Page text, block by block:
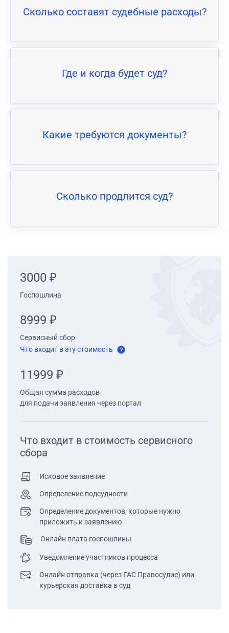
Сколько составят судебные расходы?
Где и когда будет суд?
Какие требуются документы?
Сколько продлится суд?
3000 ₽
Госпошлина
8999 ₽
Сервисный сбор
Что входит в эту стоимость
11999 ₽
Общая сумма расходов
для подачи заявления через портал
Что входит в стоимость cервисного
сбора
Исковое заявление
Определение подсудности
Определение документов, которые нужно
приложить к заявлению
Онлайн плата госпошлины
Уведомление участников процесса
Онлайн отправка (через ГАС Правосудие) или
курьерская доставка в суд